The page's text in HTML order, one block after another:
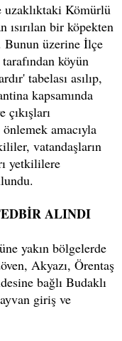
uzaklıktaki Kömürlü
ısırılan bir köpekten
Bunun üzerine İlçe
köyün
tabelası asılıp,
kapsamında
önlemek amacıyla
vatandaşların
yetkililere
ALINDI
yakın bölgelerde
Akyazı, Örentaş
bağlı Budaklı
giriş ve